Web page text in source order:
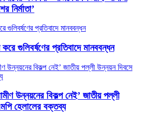
নির্মাতা’
গুলিবর্ষণের প্রতিবাদে মানববন্ধন
উন্নয়নের বিকল্প নেই’ জাতীয় পল্লী
হেলালের বক্তব্য